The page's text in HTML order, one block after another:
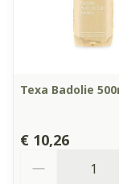
Texa Badolie
€ 10,26